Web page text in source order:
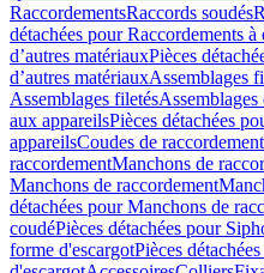
RaccordementsRaccords soudés
détachées pour Raccordements à
d’autres matériauxPièces
d’autres matériauxAssemblages
Assemblages filetésAssemblages
aux appareilsPièces détachées
appareilsCoudes de raccordement
raccordementManchons de
Manchons de raccordement
détachées pour Manchons de
coudéPièces détachées pour
forme d'escargotPièces